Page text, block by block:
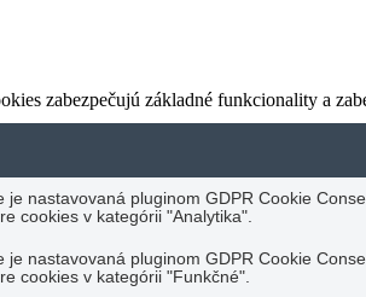
zabezpečujú základné funkcionality a
je nastavovaná pluginom GDPR Cookie
cookies v kategórii "Analytika".
je nastavovaná pluginom GDPR Cookie
cookies v kategórii "Funkčné".